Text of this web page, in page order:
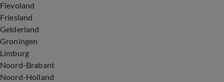
Flevoland
Friesland
Gelderland
Groningen
Limburg
Noord-Brabant
Noord-Holland